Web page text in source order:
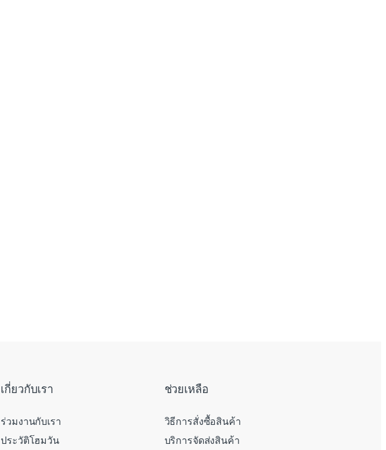
เกี่ยวกับเรา
ร่วมงานกับเรา
ประวัติโฮมวัน
ช่วยเหลือ
วิธีการสั่งซื้อสินค้า
บริการจัดส่งสินค้า